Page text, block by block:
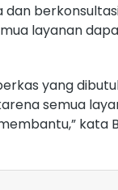
dan
layanan
yang
semua
kata